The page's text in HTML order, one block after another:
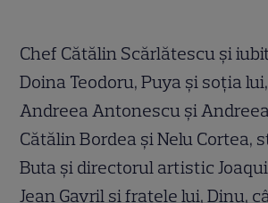
Chef Cătălin Scărlătescu și
Doina Teodoru, Puya și soția
Andreea Antonescu și
Cătălin Bordea și Nelu Cortea,
Buta și directorul artistic
Jean Gavril și fratele lui, Dinu,